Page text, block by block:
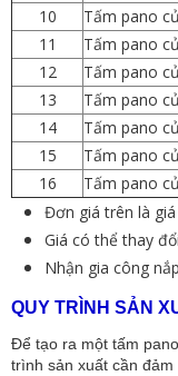
10
Tấm pano
11
Tấm pano
12
Tấm pano
13
Tấm pano
14
Tấm pano
15
Tấm pano
16
Tấm pano
Đơn giá trên là
Giá có thể thay
Nhận gia công
QUY TRÌNH SẢN
Để tạo ra một tấm
trình sản xuất cần